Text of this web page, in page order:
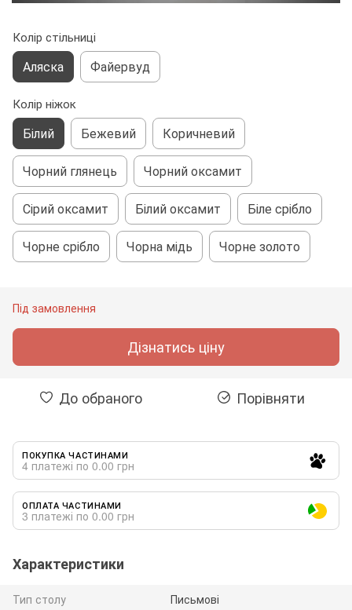
Колір стільниці
Аляска Файервуд
Колір ніжок
Білий Бежевий Коричневий
Чорний глянець Чорний оксамит
Сірий оксамит Білий оксамит Біле срібло
Чорне срібло Чорна мідь Чорне золото
Під замовлення
Дізнатись ціну
До обраного Порівняти
ПОКУПКА ЧАСТИНАМИ
4 платежі по 0.00 грн
ОПЛАТА ЧАСТИНАМИ
3 платежі по 0.00 грн
Характеристики
Тип столу
Письмові